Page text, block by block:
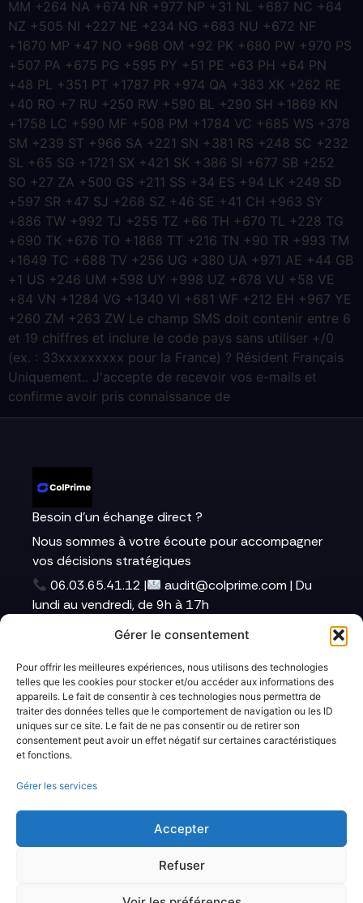
Gérer le consentement
Pour offrir les meilleures expériences, nous utilisons des technologies
telles que les cookies pour stocker et/ou accéder aux informations des
appareils. Le fait de consentir à ces technologies nous permettra de
traiter des données telles que le comportement de navigation ou les ID
uniques sur ce site. Le fait de ne pas consentir ou de retirer son
consentement peut avoir un effet négatif sur certaines caractéristiques
et fonctions.
Gérer les services
Accepter
Refuser
MM +264 NA +674 NR +977 NP +31 NL +687 NC +64
NZ +505 NI +227 NE +234 NG +683 NU +672 NF
+1670 MP +47 NO +968 OM +92 PK +680 PW +970 PS
+507 PA +675 PG +595 PY +51 PE +63 PH +64 PN
+48 PL +351 PT +1787 PR +974 QA +383 XK +262 RE
+40 RO +7 RU +250 RW +590 BL +290 SH +1869 KN
+1758 LC +590 MF +508 PM +1784 VC +685 WS +378
SM +239 ST +966 SA +221 SN +381 RS +248 SC +232
SL +65 SG +1721 SX +421 SK +386 SI +677 SB +252
SO +27 ZA +500 GS +211 SS +34 ES +94 LK +249 SD
+597 SR +47 SJ +268 SZ +46 SE +41 CH +963 SY
+886 TW +992 TJ +255 TZ +66 TH +670 TL +228 TG
+690 TK +676 TO +1868 TT +216 TN +90 TR +993 TM
+1649 TC +688 TV +256 UG +380 UA +971 AE +44 GB
+1 US +246 UM +598 UY +998 UZ +678 VU +58 VE
+84 VN +1284 VG +1340 VI +681 WF +212 EH +967 YE
+260 ZM +263 ZW Le champ SMS doit contenir entre 6
et 19 chiffres et inclure le code pays sans utiliser +/0
(ex. : 33xxxxxxxxx pour la France) ? Résident Français
Uniquement.. J'accepte de recevoir vos e-mails et
confirme avoir pris connaissance de
Besoin d’un échange direct ?
Nous sommes à votre écoute pour accompagner
vos décisions stratégiques
06.03.65.41.12 |
audit@colprime.com | Du
lundi au vendredi, de 9h à 17h
Conditions Générales d’Utilisation
Politique des Cookies
Navigation
Accueil
propos
Avis clients